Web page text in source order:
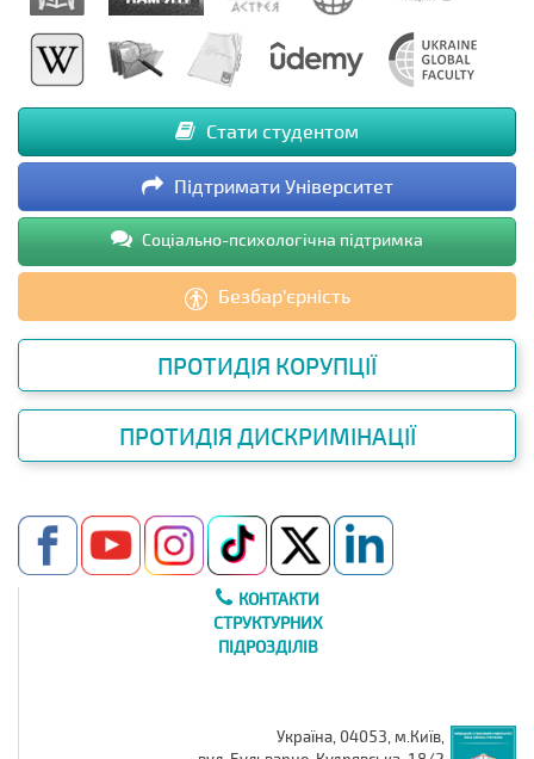
Стати студентом
Підтримати Університет
Соціально-психологічна підтримка
Безбар’єрність
ПРОТИДІЯ КОРУПЦІЇ
ПРОТИДІЯ ДИСКРИМІНАЦІЇ
КОНТАКТИ
СТРУКТУРНИХ
ПІДРОЗДІЛІВ
Україна, 04053, м.Київ,